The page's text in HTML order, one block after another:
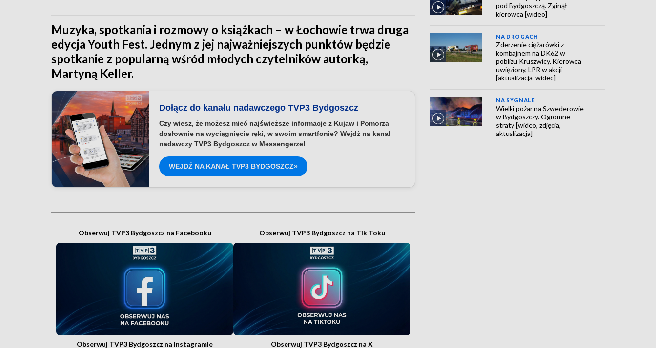
Muzyka, spotkania i rozmowy o książkach – w Łochowie trwa druga
edycja Youth Fest. Jednym z jej najważniejszych punktów będzie
spotkanie z popularną wśród młodych czytelników autorką,
Martyną Keller.
Dołącz do kanału nadawczego TVP3 Bydgoszcz
Czy wiesz, że możesz mieć najświeższe informacje z Kujaw i Pomorza
dosłownie na wyciągnięcie ręki, w swoim smartfonie? Wejdź na kanał
nadawczy TVP3 Bydgoszcz w Messengerze!.
WEJDŹ NA KANAŁ TVP3 BYDGOSZCZ»
Obserwuj TVP3 Bydgoszcz na Facebooku Obserwuj TVP3 Bydgoszcz na Tik Toku
Obserwuj TVP3 Bydgoszcz na Instagramie Obserwuj TVP3 Bydgoszcz na X
pod Bydgoszczą. Zginął
kierowca [wideo]
NA DROGACH
Zderzenie ciężarówki z
kombajnem na DK62 w
pobliżu Kruszwicy. Kierowca
uwięziony, LPR w akcji
[aktualizacja, wideo]
NA SYGNALE
Wielki pożar na Szwederowie
w Bydgoszczy. Ogromne
straty [wideo, zdjęcia,
aktualizacja]